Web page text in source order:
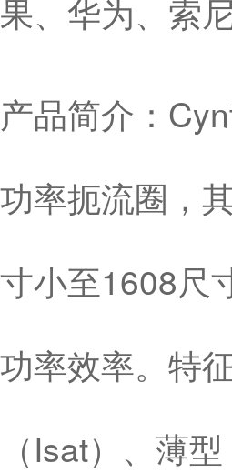
果、华为、索
产品简介：
功率扼流圈，
寸小至1608尺
功率效率。特
（Isat）、薄